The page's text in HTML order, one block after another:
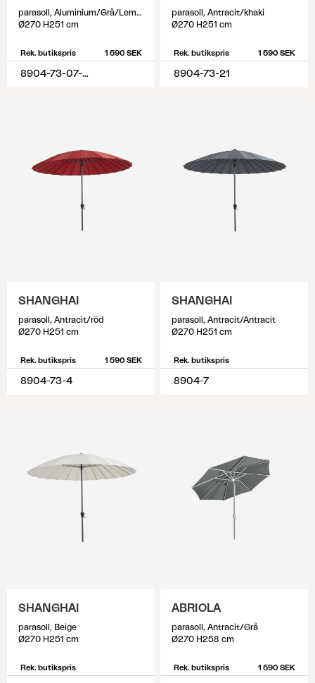
parasoll, Aluminium/Grå/Lemon
Ø270 H251 cm
Rek. butikspris 1 590 SEK
8904-73-07-R92
parasoll, Antracit/khaki
Ø270 H251 cm
Rek. butikspris 1 590 SEK
8904-73-21
SHANGHAI
parasoll, Antracit/röd
Ø270 H251 cm
Rek. butikspris 1 590 SEK
8904-73-4
SHANGHAI
parasoll, Antracit/Antracit
Ø270 H251 cm
Rek. butikspris
8904-7
SHANGHAI
parasoll, Beige
Ø270 H251 cm
Rek. butikspris
ABRIOLA
parasoll, Antracit/Grå
Ø270 H258 cm
Rek. butikspris 1 590 SEK